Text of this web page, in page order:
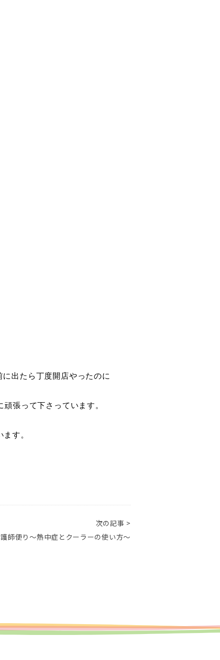
出たら丁度開店やったのに
張って下さっています。
す。
次の記事 >
師便り～熱中症とクーラーの使い方～